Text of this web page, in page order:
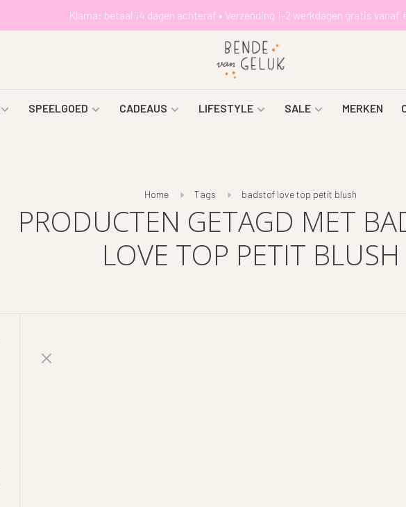
Klarna: betaal 14 dagen achteraf • Verzending 1-2 werkdagen gratis vanaf
SPEELGOED CADEAUS LIFESTYLE SALE MERKEN
Home Tags badstof love top petit blush
PRODUCTEN GETAGD MET
LOVE TOP PETIT BLUSH